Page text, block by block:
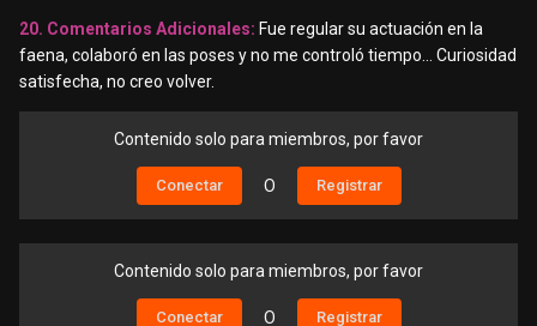
20. Comentarios Adicionales: Fue regular su actuación en la
faena, colaboró en las poses y no me controló tiempo… Curiosidad
satisfecha, no creo volver.
Contenido solo para miembros, por favor
Conectar O Registrar
Contenido solo para miembros, por favor
Conectar O Registrar